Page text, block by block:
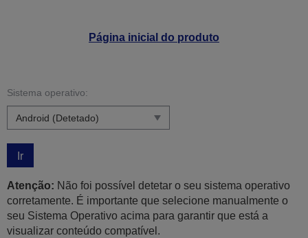
Página inicial do produto
Sistema operativo:
Ir
Atenção: Não foi possível detetar o seu sistema operativo
corretamente. É importante que selecione manualmente o
seu Sistema Operativo acima para garantir que está a
visualizar conteúdo compatível.